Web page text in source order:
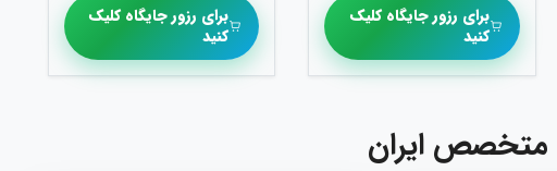
برای رزور جایگاه کلیک
کنید
برای رزور جایگاه کلیک
کنید
متخصص ایران